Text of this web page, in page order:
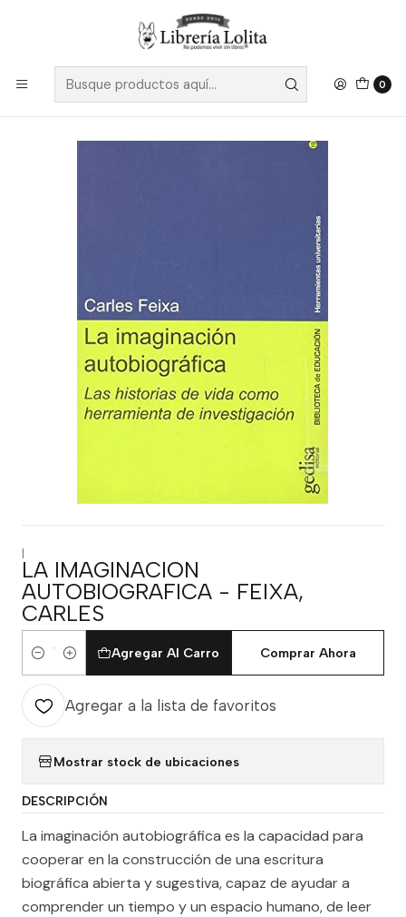
0
Despacho a todo Chile
La Imaginacion Autobiografica - Feixa, Carles
|
LA IMAGINACION
AUTOBIOGRAFICA - FEIXA,
CARLES
Cantidad
Agregar Al Carro Comprar Ahora
Agregar a la lista de favoritos
Mostrar stock de ubicaciones
DESCRIPCIÓN
La imaginación autobiográfica es la capacidad para
cooperar en la construcción de una escritura
biográfica abierta y sugestiva, capaz de ayudar a
comprender un tiempo y un espacio humano, de leer